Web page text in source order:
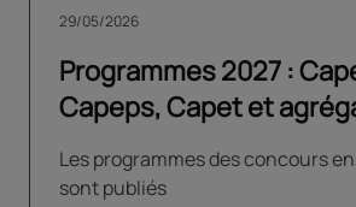
Programmes 2027 :
Capeps, Capet et
29/05/2026
Les programmes des concours
sont publiés